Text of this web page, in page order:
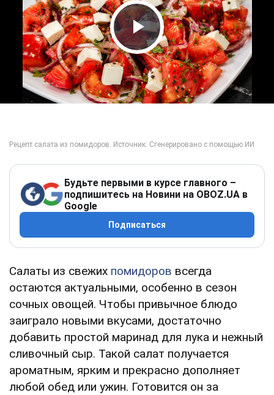
Play Video
Будьте первыми в курсе главного –
подпишитесь на Новини на OBOZ.UA в
Google
Подписаться
Салаты из свежих помидоров всегда
остаются актуальными, особенно в сезон
сочных овощей. Чтобы привычное блюдо
заиграло новыми вкусами, достаточно
добавить простой маринад для лука и нежный
сливочный сыр. Такой салат получается
ароматным, ярким и прекрасно дополняет
любой обед или ужин. Готовится он за